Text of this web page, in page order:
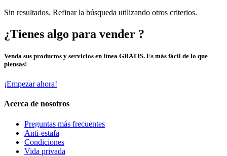
Sin resultados. Refinar la búsqueda utilizando otros criterios.
¿Tienes algo para vender ?
Venda sus productos y servicios en línea GRATIS. Es más fácil de lo que
piensas!
¡Empezar ahora!
Acerca de nosotros
Preguntas más frecuentes
Anti-estafa
Condiciones
Vida privada